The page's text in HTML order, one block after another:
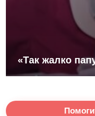
«Так жалко